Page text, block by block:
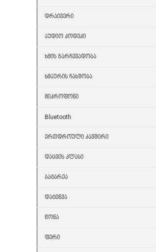
დრაივერი
აუდიო კოდეკი
ხმის გარჩევადობა
ხმაურის ჩახშობა
მიკროფონი
Bluetooth
ერთდროული კავშირი
დაცვის კლასი
ბატარეა
დატენვა
წონა
ფერი